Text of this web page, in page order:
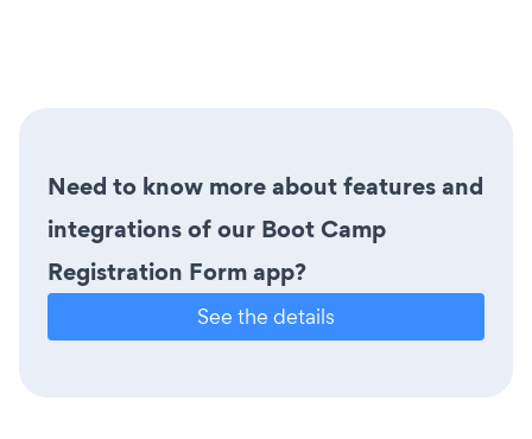
Need to know more about features and
integrations of our Boot Camp
Registration Form app?
See the details